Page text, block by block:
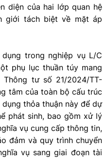
diện của hai lớp quan hệ
giới tách biệt về mặt áp
trong nghiệp vụ L/C
phụ lục thuần túy mang
tư số 21/2024/TT-
tâm của toàn bộ cấu trúc
thỏa thuận này để dự
phát sinh, bao gồm xử lý
vụ cung cấp thông tin,
đảm và quy trình chuyển
vụ sang giai đoạn tài